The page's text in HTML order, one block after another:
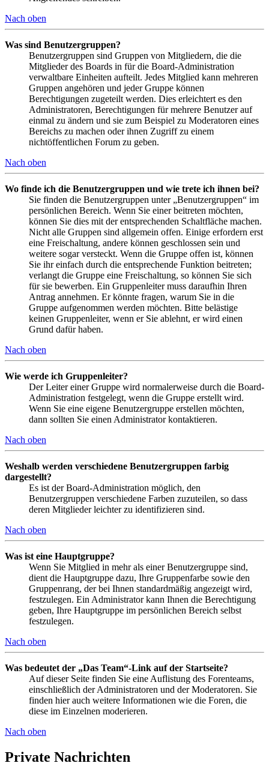
Nach oben
Was sind Benutzergruppen?
Benutzergruppen sind Gruppen von Mitgliedern, die die
Mitglieder des Boards in für die Board-Administration
verwaltbare Einheiten aufteilt. Jedes Mitglied kann mehreren
Gruppen angehören und jeder Gruppe können
Berechtigungen zugeteilt werden. Dies erleichtert es den
Administratoren, Berechtigungen für mehrere Benutzer auf
einmal zu ändern und sie zum Beispiel zu Moderatoren eines
Bereichs zu machen oder ihnen Zugriff zu einem
nichtöffentlichen Forum zu geben.
Nach oben
Wo finde ich die Benutzergruppen und wie trete ich ihnen bei?
Sie finden die Benutzergruppen unter „Benutzergruppen“ im
persönlichen Bereich. Wenn Sie einer beitreten möchten,
können Sie dies mit der entsprechenden Schaltfläche machen.
Nicht alle Gruppen sind allgemein offen. Einige erfordern erst
eine Freischaltung, andere können geschlossen sein und
weitere sogar versteckt. Wenn die Gruppe offen ist, können
Sie ihr einfach durch die entsprechende Funktion beitreten;
verlangt die Gruppe eine Freischaltung, so können Sie sich
für sie bewerben. Ein Gruppenleiter muss daraufhin Ihren
Antrag annehmen. Er könnte fragen, warum Sie in die
Gruppe aufgenommen werden möchten. Bitte belästige
keinen Gruppenleiter, wenn er Sie ablehnt, er wird einen
Grund dafür haben.
Nach oben
Wie werde ich Gruppenleiter?
Der Leiter einer Gruppe wird normalerweise durch die Board-
Administration festgelegt, wenn die Gruppe erstellt wird.
Wenn Sie eine eigene Benutzergruppe erstellen möchten,
dann sollten Sie einen Administrator kontaktieren.
Nach oben
Weshalb werden verschiedene Benutzergruppen farbig
dargestellt?
Es ist der Board-Administration möglich, den
Benutzergruppen verschiedene Farben zuzuteilen, so dass
deren Mitglieder leichter zu identifizieren sind.
Nach oben
Was ist eine Hauptgruppe?
Wenn Sie Mitglied in mehr als einer Benutzergruppe sind,
dient die Hauptgruppe dazu, Ihre Gruppenfarbe sowie den
Gruppenrang, der bei Ihnen standardmäßig angezeigt wird,
festzulegen. Ein Administrator kann Ihnen die Berechtigung
geben, Ihre Hauptgruppe im persönlichen Bereich selbst
festzulegen.
Nach oben
Was bedeutet der „Das Team“-Link auf der Startseite?
Auf dieser Seite finden Sie eine Auflistung des Forenteams,
einschließlich der Administratoren und der Moderatoren. Sie
finden hier auch weitere Informationen wie die Foren, die
diese im Einzelnen moderieren.
Nach oben
Private Nachrichten